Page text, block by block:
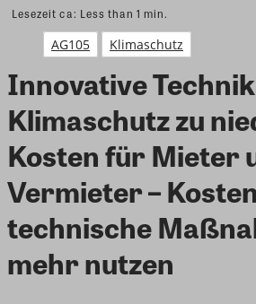
Lesezeit ca: Less than 1 min.
AG105 Klimaschutz
Innovative
Klimaschutz zu
Kosten für Mieter
Vermieter –
technische
mehr nutzen